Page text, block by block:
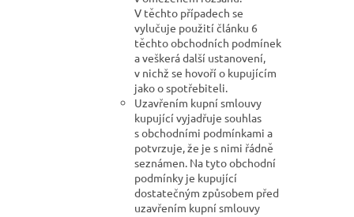
V těchto případech se
vylučuje použití článku 6
těchto obchodních podmínek
a veškerá další ustanovení,
v nichž se hovoří o kupujícím
jako o spotřebiteli.
Uzavřením kupní smlouvy
kupující vyjadřuje souhlas
s obchodními podmínkami a
potvrzuje, že je s nimi řádně
seznámen. Na tyto obchodní
podmínky je kupující
dostatečným způsobem před
uzavřením kupní smlouvy